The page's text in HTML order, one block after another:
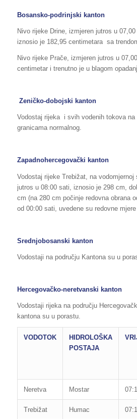
Bosansko-podrinjski kanton
Nivo rijeke Drine, izmjeren jutros u
iznosio je 182,95 centimetara sa
Nivo rijeke Prače, izmjeren jutros u
centimetar i trenutno je u blagom
Zeničko-dobojski kanton
Vodostaj rijeka i svih vodenih tokova
granicama normalnog.
Zapadnohercegovački kanton
Vodostaj rijeke Trebižat, na
jutros u 08:00 sati, iznosio je 298 cm,
cm (na 280 cm počinje redovna obrana
od 00:00 sati, uvedene su redovne mjere
Srednjobosanski kanton
Vodostaji na području Kantona su u
Hercegovačko-neretvanski kanton
Vodostaji rijeka na području
kantona su u porastu.
VODOTOK
HIDROLOŠKA
POSTAJA
Neretva Mostar
Trebižat Humac